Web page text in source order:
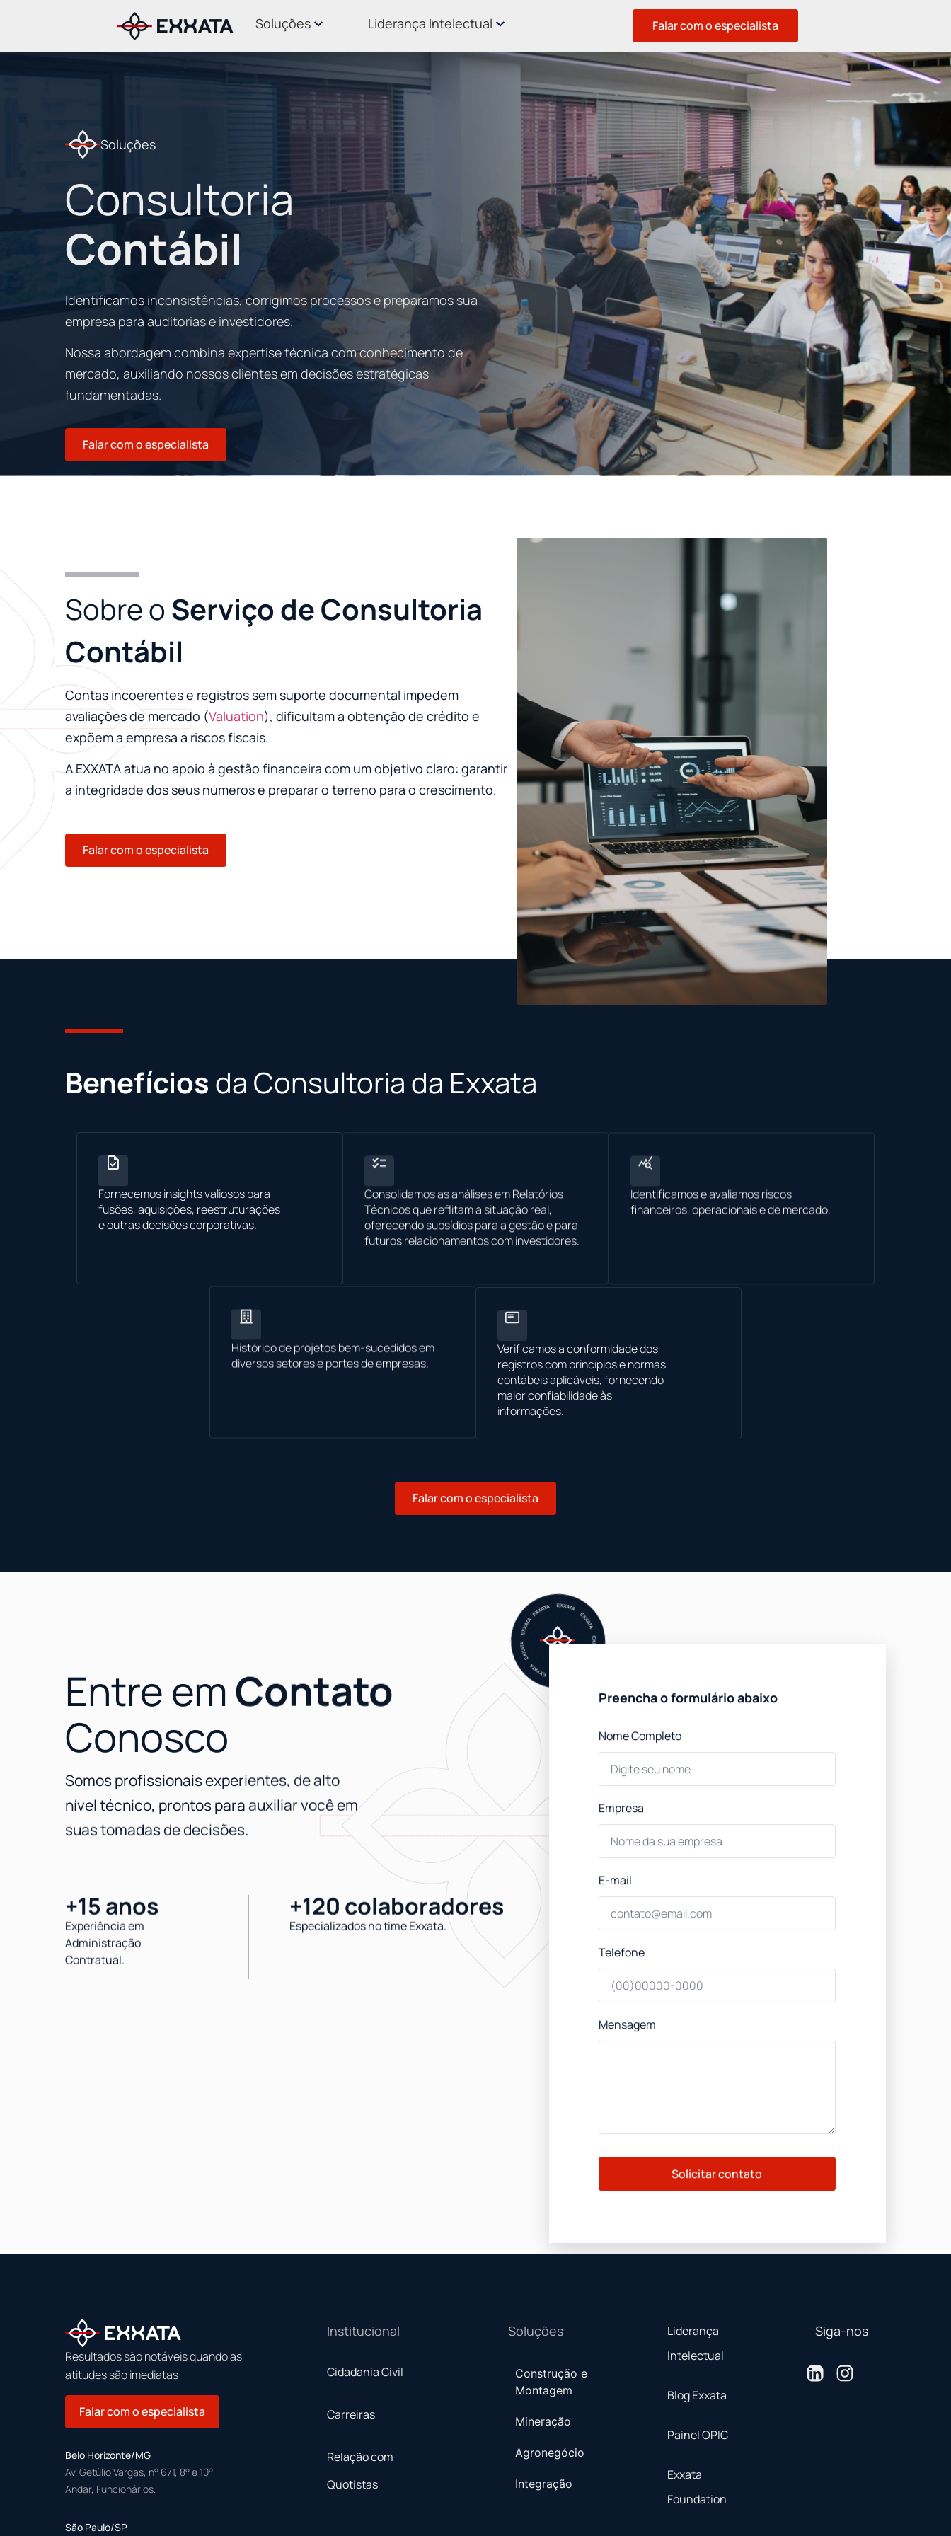
Soluções Liderança Intelectual Falar com o especialista
Soluções
Consultoria
Contábil
Identificamos inconsistências, corrigimos processos e preparamos sua
empresa para auditorias e investidores.
Nossa abordagem combina expertise técnica com conhecimento de
mercado, auxiliando nossos clientes em decisões estratégicas
fundamentadas.
Falar com o especialista
Sobre o Serviço de Consultoria
Contábil
Contas incoerentes e registros sem suporte documental impedem
avaliações de mercado (Valuation), dificultam a obtenção de crédito e
expõem a empresa a riscos fiscais.
A EXXATA atua no apoio à gestão financeira com um objetivo claro: garantir
a integridade dos seus números e preparar o terreno para o crescimento.
Falar com o especialista
Benefícios da Consultoria da Exxata
Fornecemos insights valiosos para
fusões, aquisições, reestruturações
e outras decisões corporativas.
Consolidamos as análises em Relatórios
Técnicos que reflitam a situação real,
oferecendo subsídios para a gestão e para
futuros relacionamentos com investidores.
Identificamos e avaliamos riscos
financeiros, operacionais e de mercado.
Histórico de projetos bem-sucedidos em
diversos setores e portes de empresas.
Verificamos a conformidade dos
registros com princípios e normas
contábeis aplicáveis, fornecendo
maior confiabilidade às
informações.
Falar com o especialista
Entre emContato
Conosco
Somos profissionais experientes, de alto
nível técnico, prontos para auxiliar você em
suas tomadas de decisões.
+15 anos
Experiência em
Administração
Contratual.
+120 colaboradores​
Especializados no time Exxata.
Preencha o formulário abaixo
Nome Completo
Empresa
E-mail
Telefone
Mensagem
Solicitar contato
Resultados são notáveis quando as
atitudes são imediatas
Falar com o especialista
Belo Horizonte/MG
Av. Getúlio Vargas, n° 671, 8° e 10°
Andar, Funcionários.
São Paulo/SP
Institucional
Cidadania Civil
Carreiras
Relação com
Quotistas
Soluções
Construção e
Montagem
Mineração
Agronegócio
Integração
Liderança
Intelectual
Blog Exxata
Painel OPIC
Exxata
Foundation
Siga-nos